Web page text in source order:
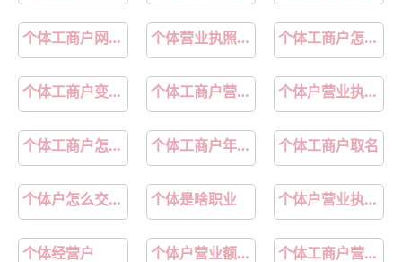
个体工商户网上申报方法和步骤 个体营业执照不注销什么后果 个体工商户怎么注销
个体工商户变更法人需要什么手续 个体工商户营业执照申请流程 个体户营业执照注销怎么注销
个体工商户怎么交税 个体工商户年检入口免费 个体工商户取名
个体户怎么交社保 个体是啥职业 个体户营业执照怎么办理
个体经营户 个体户营业额达到多少缴税 个体工商户营业执照办理